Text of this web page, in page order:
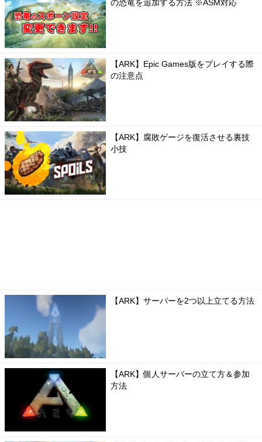
の恐竜を追加する方法 ※ASM対応
【ARK】Epic Games版をプレイする際
の注意点
【ARK】腐敗ゲージを復活させる裏技
小技
【ARK】サーバーを2つ以上立てる方法
【ARK】個人サーバーの立て方＆参加
方法